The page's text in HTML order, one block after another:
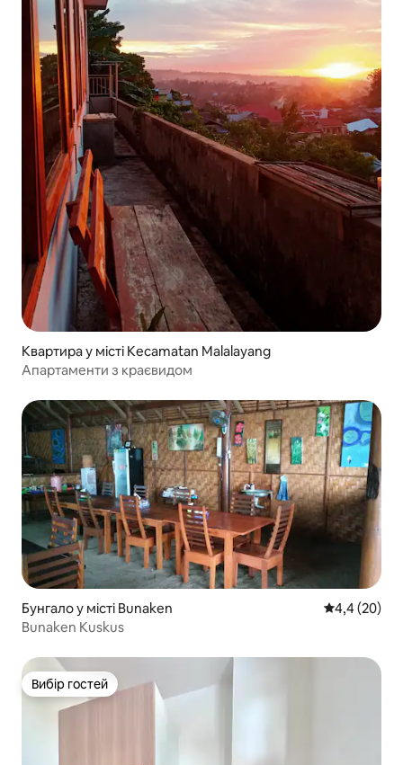
Квартира у місті Kecamatan Malalayang
Апартаменти з краєвидом
Бунгало у місті Bunaken Середня
4,4 (20)
Bunaken Kuskus
Вибір гостей
Вибір гостей